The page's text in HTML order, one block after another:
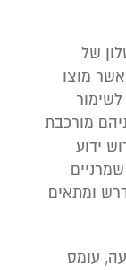
של
מוצו
מורכבת
ידוע
ומתאים
עומס